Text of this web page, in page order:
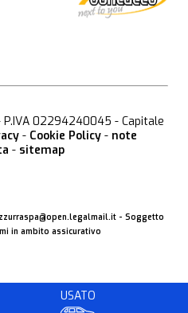
USATO
P.IVA 02294240045 - Capitale
- Cookie Policy - note
- sitemap
- Soggetto
in ambito assicurativo